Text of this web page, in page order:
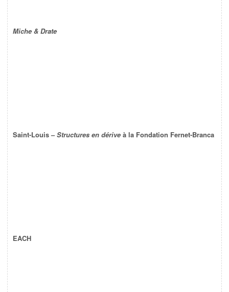
Miche & Drate
Saint-Louis –Structures en dérive à la Fondation Fernet-Branca
EACH